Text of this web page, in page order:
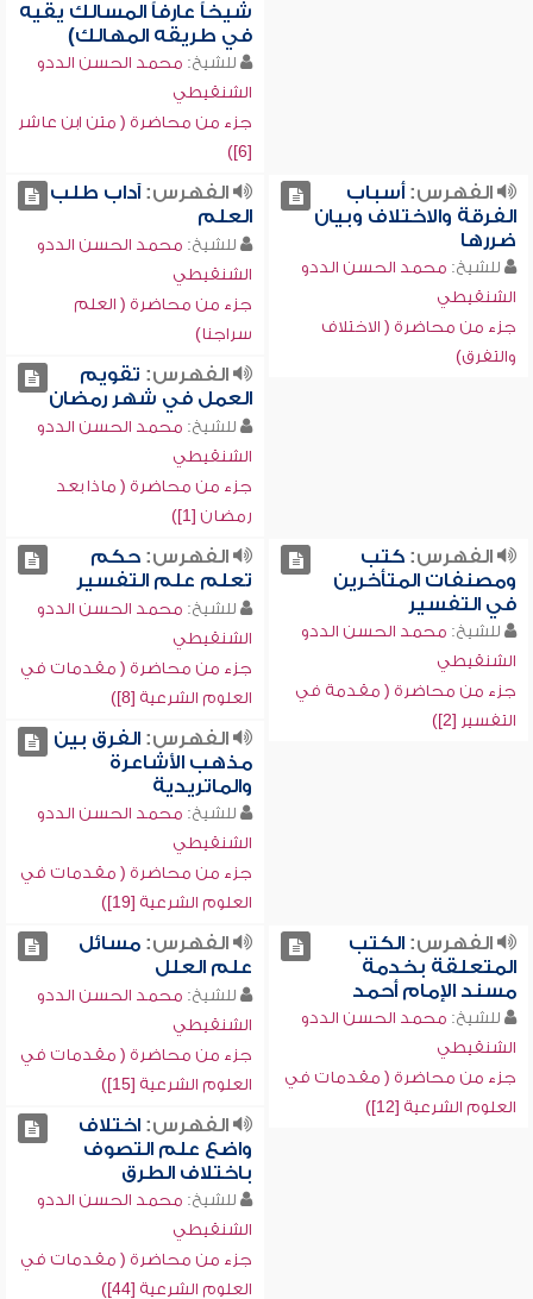
شيخاً عارفاً المسالك يقيه
في طريقه المهالك)
للشيخ: محمد الحسن الددو
الشنقيطي
جزء من محاضرة ( متن ابن عاشر
[6])
الفهرس:أسباب
الفرقة والاختلاف وبيان
ضررها
للشيخ: محمد الحسن الددو
الشنقيطي
جزء من محاضرة ( الاختلاف
والتفرق)
الفهرس:آداب طلب
العلم
للشيخ: محمد الحسن الددو
الشنقيطي
جزء من محاضرة ( العلم
سراجنا)
الفهرس: تقويم
العمل في شهر رمضان
للشيخ: محمد الحسن الددو
الشنقيطي
جزء من محاضرة ( ماذا بعد
رمضان [1])
الفهرس:كتب
ومصنفات المتأخرين
في التفسير
للشيخ: محمد الحسن الددو
الشنقيطي
جزء من محاضرة ( مقدمة في
التفسير [2])
الفهرس:حكم
تعلم علم التفسير
للشيخ: محمد الحسن الددو
الشنقيطي
جزء من محاضرة ( مقدمات في
العلوم الشرعية [8])
الفهرس:الفرق بين
مذهب الأشاعرة
والماتريدية
للشيخ: محمد الحسن الددو
الشنقيطي
جزء من محاضرة ( مقدمات في
العلوم الشرعية [19])
الفهرس:الكتب
المتعلقة بخدمة
مسند الإمام أحمد
للشيخ: محمد الحسن الددو
الشنقيطي
جزء من محاضرة ( مقدمات في
العلوم الشرعية [12])
الفهرس:مسائل
علم العلل
للشيخ: محمد الحسن الددو
الشنقيطي
جزء من محاضرة ( مقدمات في
العلوم الشرعية [15])
الفهرس:اختلاف
واضع علم التصوف
باختلاف الطرق
للشيخ: محمد الحسن الددو
الشنقيطي
جزء من محاضرة ( مقدمات في
العلوم الشرعية [44])